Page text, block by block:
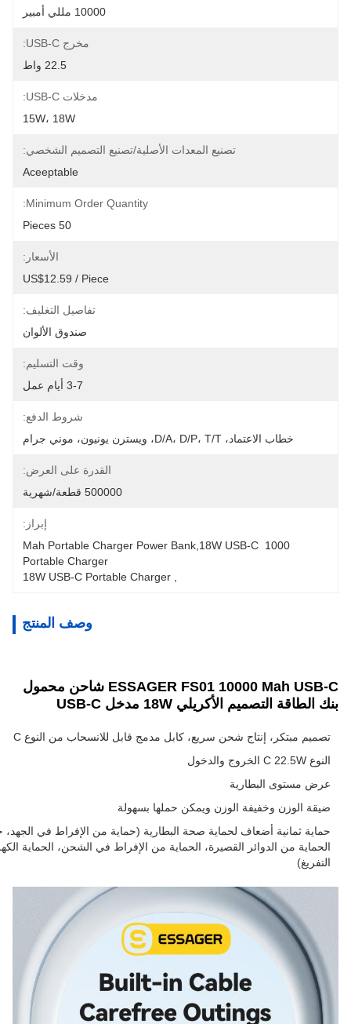
10000 مللي أمبير
مخرج USB-C:
22.5 واط
مدخلات USB-C:
15W، 18W
تصنيع المعدات الأصلية/تصنيع التصميم الشخصي:
Aceeptable
Minimum Order Quantity:
50 Pieces
الأسعار:
US$12.59 / Piece
تفاصيل التغليف:
صندوق الألوان
وقت التسليم:
3-7 أيام عمل
شروط الدفع:
خطاب الاعتماد، D/A، D/P، T/T، ويسترن يونيون، موني جرام
القدرة على العرض:
500000 قطعة/شهرية
إبراز:
1000 Mah Portable Charger Power Bank,18W USB-C
Portable Charger
18W USB-C Portable Charger
وصف المنتج
ESSAGER FS01 10000 Mah USB-C شاحن محمول
بنك الطاقة التصميم الأكريلي 18W مدخل USB-C
تصميم مبتكر، إنتاج شحن سريع، كابل مدمج قابل للانسحاب من النوع C
النوع C 22.5W الخروج والدخول
عرض مستوى البطارية
ضيقة الوزن وخفيفة الوزن ويمكن حملها بسهولة
حماية ثمانية أضعاف لحماية صحة البطارية (حماية من الإفراط في الجهد،
الحماية من الدوائر القصيرة، الحماية من الإفراط في الشحن، الحماية
التفريغ)